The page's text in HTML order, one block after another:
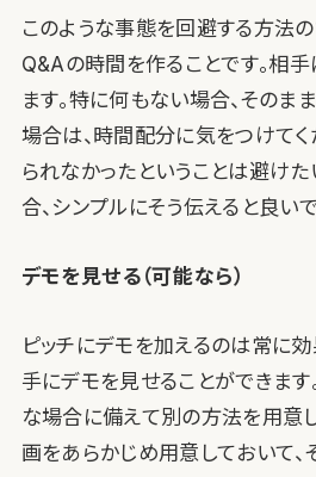
このような事態を回避する方法の
Q&Aの時間を作ることです。相
ます。特に何もない場合、そのま
場合は、時間配分に気をつけて
られなかったということは避け
合、シンプルにそう伝えると良いで
デモを見せる（可能なら）
ピッチにデモを加えるのは常に
手にデモを見せることができます
な場合に備えて別の方法を用意
画をあらかじめ用意しておいて